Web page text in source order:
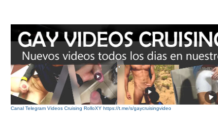
Canal Telegram Videos Cruising RolloXY https://t.me/s/gaycruisingvideo